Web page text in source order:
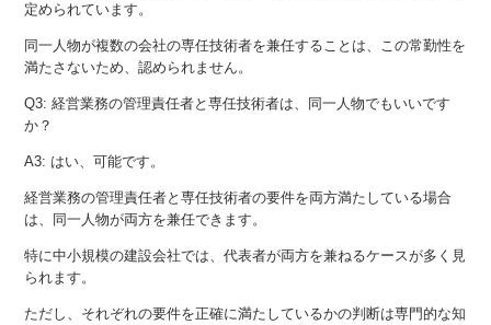
定められています。
同一人物が複数の会社の専任技術者を兼任することは、この常勤性を
満たさないため、認められません。
Q3: 経営業務の管理責任者と専任技術者は、同一人物でもいいです
か？
A3: はい、可能です。
経営業務の管理責任者と専任技術者の要件を両方満たしている場合
は、同一人物が両方を兼任できます。
特に中小規模の建設会社では、代表者が両方を兼ねるケースが多く見
られます。
ただし、それぞれの要件を正確に満たしているかの判断は専門的な知